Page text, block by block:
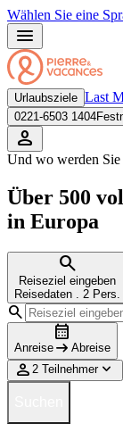
Wählen Sie eine
Urlaubsziele Last
0221-6503 1404
Und wo werden
Über 500
in Europa
Reiseziel eingeben
Reisedaten
2 Pers.
Anreise
Abreise
2 Teilnehmer